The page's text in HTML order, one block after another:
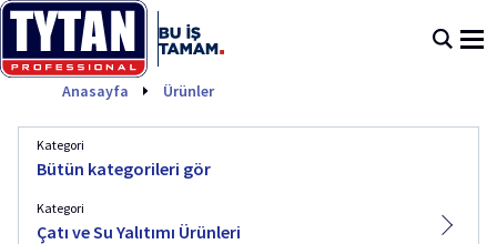
Anasayfa Ürünler
Kategori
Bütün kategorileri gör
Kategori
Çatı ve Su Yalıtımı Ürünleri